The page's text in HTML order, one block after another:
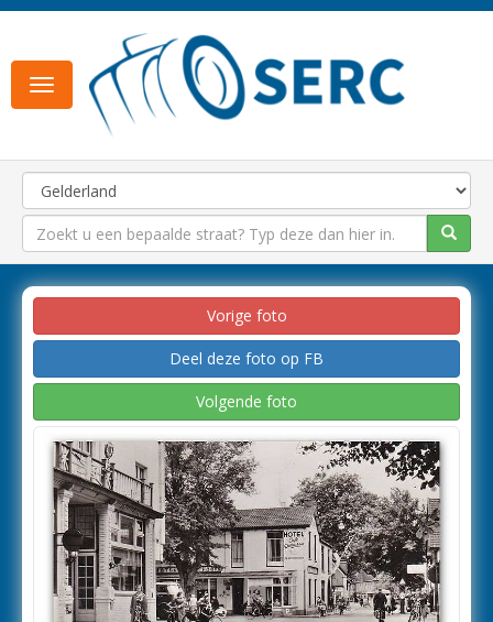
Toggle
navigation
Vorige foto
Deel deze foto op FB
Volgende foto